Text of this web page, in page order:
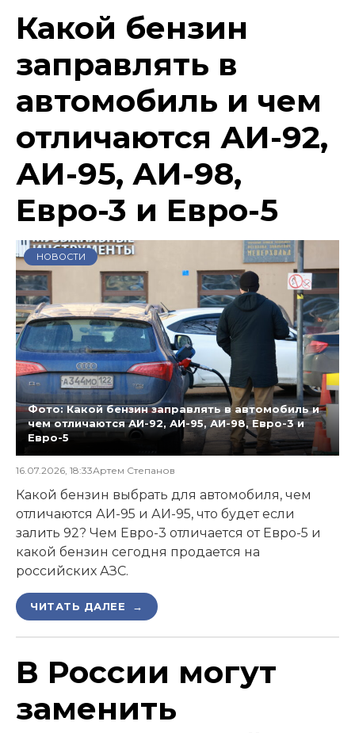
Какой бензин
заправлять в
автомобиль и чем
отличаются АИ-92,
АИ-95, АИ-98,
Евро-3 и Евро-5
НОВОСТИ
Фото: Какой бензин заправлять в автомобиль и
чем отличаются АИ-92, АИ-95, АИ-98, Евро-3 и
Евро-5
16.07.2026, 18:33Артем Степанов
Какой бензин выбрать для автомобиля, чем
отличаются АИ-95 и АИ-95, что будет если
залить 92? Чем Евро-3 отличается от Евро-5 и
какой бензин сегодня продается на
российских АЗС.
ЧИТАТЬ ДАЛЕЕ →
В России могут
заменить